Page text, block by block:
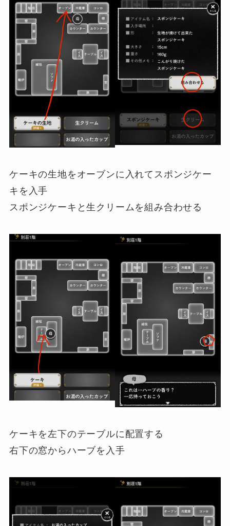
ケーキの生地をオーブンに入れてスポンジケー
キを入手
スポンジケーキと生クリームを組み合わせる
ケーキを左下のテーブルに配置する
右下の窓からハーブを入手